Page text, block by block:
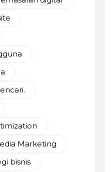
Marketing
bisnis